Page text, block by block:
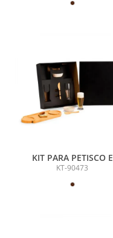
KIT PARA PETISCO E
CERVEJA - 7 PÇS
KT-90473